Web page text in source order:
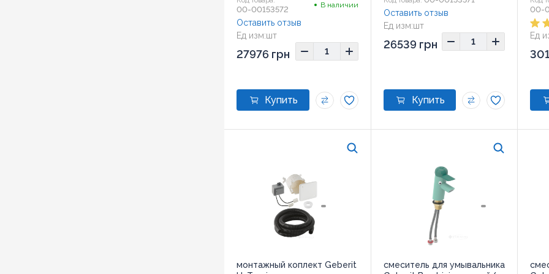
00-00153572 В наличии
Ед изм:шт
Оставить отзыв
27976 грн
Ед изм:шт
Оставить отзыв
26539 грн
00-
Ед
монтажный коплект Geberit
смеситель для умывальника